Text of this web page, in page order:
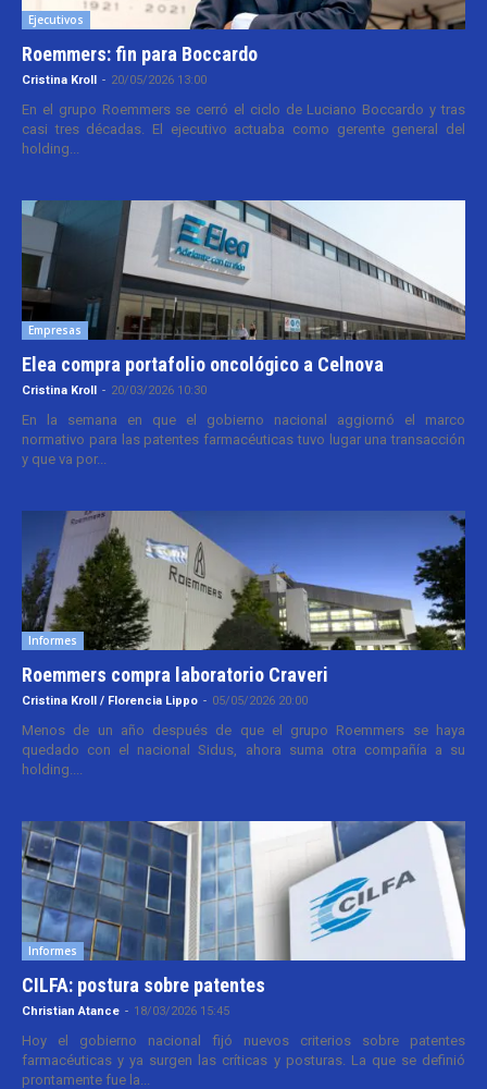
Ejecutivos
Roemmers: fin para Boccardo
Cristina Kroll - 20/05/2026 13:00
En el grupo Roemmers se cerró el ciclo de Luciano Boccardo y tras
casi tres décadas. El ejecutivo actuaba como gerente general del
holding...
Empresas
Elea compra portafolio oncológico a Celnova
Cristina Kroll - 20/03/2026 10:30
En la semana en que el gobierno nacional aggiornó el marco
normativo para las patentes farmacéuticas tuvo lugar una transacción
y que va por...
Informes
Roemmers compra laboratorio Craveri
Cristina Kroll / Florencia Lippo - 05/05/2026 20:00
Menos de un año después de que el grupo Roemmers se haya
quedado con el nacional Sidus, ahora suma otra compañía a su
holding....
Informes
CILFA: postura sobre patentes
Christian Atance - 18/03/2026 15:45
Hoy el gobierno nacional fijó nuevos criterios sobre patentes
farmacéuticas y ya surgen las críticas y posturas. La que se definió
prontamente fue la...